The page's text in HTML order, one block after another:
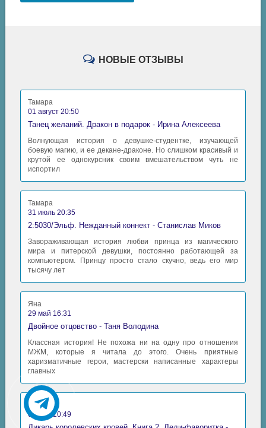
НОВЫЕ ОТЗЫВЫ
Тамара
01 август 20:50
Танец желаний. Дракон в подарок - Ирина Алексеева
Волнующая история о девушке-студентке, изучающей
боевую магию, и ее декане-драконе. Но слишком красивый и
крутой ее однокурсник своим вмешательством чуть не
испортил
Тамара
31 июль 20:35
2:5030/Эльф. Нежданный коннект - Станислав Миков
Завораживающая история любви принца из магического
мира и питерской девушки, постоянно работающей за
компьютером. Принцу просто стало скучно, ведь его мир
тысячу лет
Яна
29 май 16:31
Двойное отцовство - Таня Володина
Классная история! Не похожа ни на одну про отношения
МЖМ, которые я читала до этого. Очень приятные
харизматичные герои, мастерски написанные характеры
главных
Аида
06 май 10:49